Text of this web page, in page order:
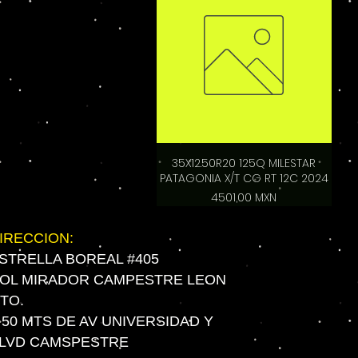
35X12.50R20 125Q MILESTAR
PATAGONIA X/T CG RT 12C 2024
Precio
4501,00 MXN
BOREAL #405
MIRADOR CAMPESTRE LEON
MTS DE AV UNIVERSIDAD Y
CAMSPESTRE